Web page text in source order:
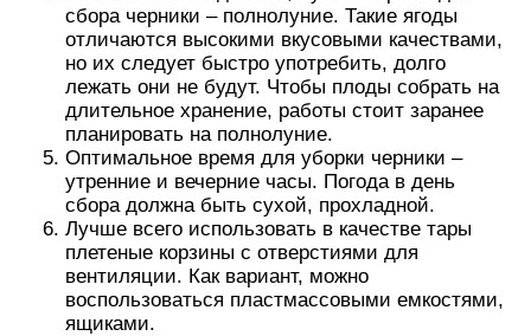
сбора черники – полнолуние. Такие ягоды
отличаются высокими вкусовыми качествами,
но их следует быстро употребить, долго
лежать они не будут. Чтобы плоды собрать на
длительное хранение, работы стоит заранее
планировать на полнолуние.
Оптимальное время для уборки черники –
утренние и вечерние часы. Погода в день
сбора должна быть сухой, прохладной.
Лучше всего использовать в качестве тары
плетеные корзины с отверстиями для
вентиляции. Как вариант, можно
воспользоваться пластмассовыми емкостями,
ящиками.